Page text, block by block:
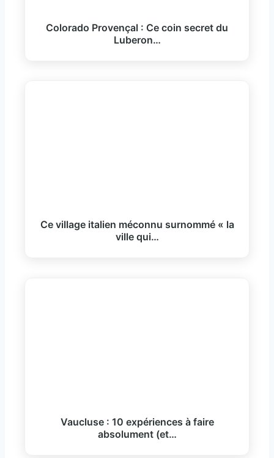
Colorado Provençal : Ce coin secret du
Luberon…
Ce village italien méconnu surnommé « la
ville qui…
Vaucluse : 10 expériences à faire
absolument (et…